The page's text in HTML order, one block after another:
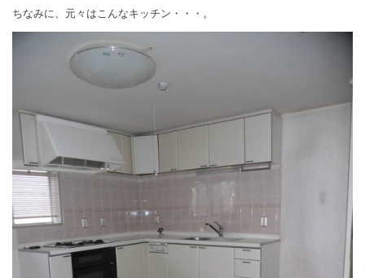
ちなみに、元々はこんなキッチン・・・。